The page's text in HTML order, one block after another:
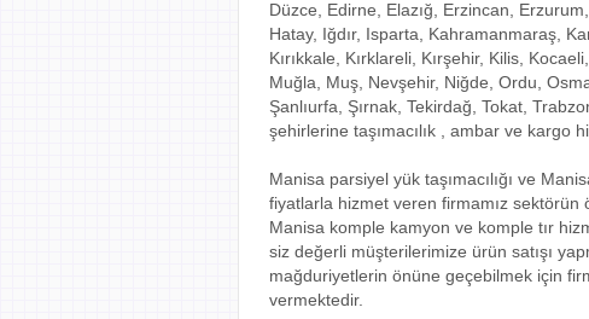
Düzce, Edirne, Elazığ, Erzincan,
Hatay, Iğdır, Isparta, Kahramanmaraş,
Kırıkkale, Kırklareli, Kırşehir, Kilis,
Muğla, Muş, Nevşehir, Niğde, Ordu,
Şanlıurfa, Şırnak, Tekirdağ, Tokat,
şehirlerine taşımacılık , ambar ve kargo
Manisa parsiyel yük taşımacılığı ve
fiyatlarla hizmet veren firmamız sektörün
Manisa komple kamyon ve komple tır
siz değerli müşterilerimize ürün satışı
mağduriyetlerin önüne geçebilmek için
vermektedir.